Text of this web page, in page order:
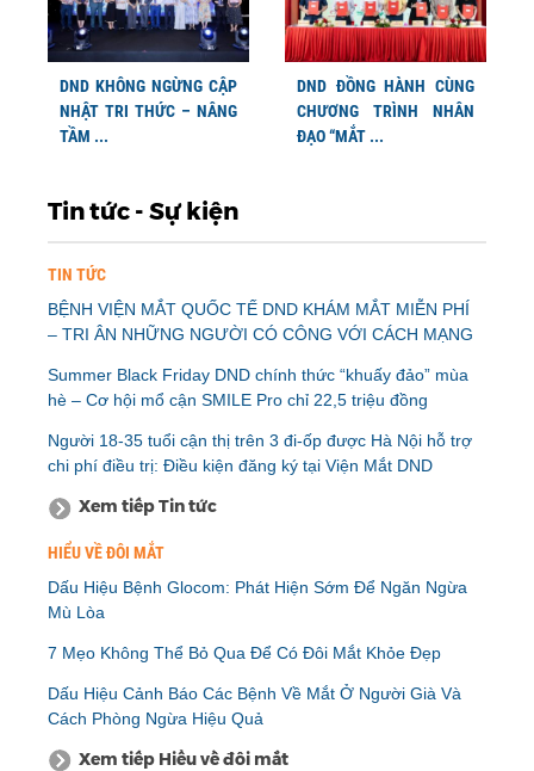
DND KHÔNG NGỪNG CẬP
NHẬT TRI THỨC – NÂNG
TẦM ...
DND ĐỒNG HÀNH CÙNG
CHƯƠNG TRÌNH NHÂN
ĐẠO “MẮT ...
Tin tức - Sự kiện
TIN TỨC
BỆNH VIỆN MẮT QUỐC TẾ DND KHÁM MẮT MIỄN PHÍ
– TRI ÂN NHỮNG NGƯỜI CÓ CÔNG VỚI CÁCH MẠNG
Summer Black Friday DND chính thức “khuấy đảo” mùa
hè – Cơ hội mổ cận SMILE Pro chỉ 22,5 triệu đồng
Người 18-35 tuổi cận thị trên 3 đi-ốp được Hà Nội hỗ trợ
chi phí điều trị: Điều kiện đăng ký tại Viện Mắt DND
Xem tiếp Tin tức
HIỂU VỀ ĐÔI MẮT
Dấu Hiệu Bệnh Glocom: Phát Hiện Sớm Để Ngăn Ngừa
Mù Lòa
7 Mẹo Không Thể Bỏ Qua Để Có Đôi Mắt Khỏe Đẹp
Dấu Hiệu Cảnh Báo Các Bệnh Về Mắt Ở Người Già Và
Cách Phòng Ngừa Hiệu Quả
Xem tiếp Hiểu về đôi mắt